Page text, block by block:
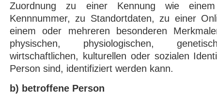
Zuordnung zu einer Kennung wie
Kennnummer, zu Standortdaten, zu einer
einem oder mehreren besonderen
physischen, physiologischen,
wirtschaftlichen, kulturellen oder sozialen
Person sind, identifiziert werden kann.
b) betroffene Person